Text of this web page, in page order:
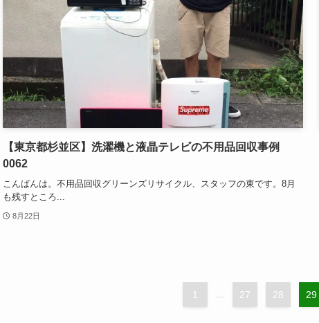
【東京都杉並区】洗濯機と液晶テレビの不用品回収事例
0062
こんばんは。不用品回収グリーンズリサイクル、スタッフの東です。8月
も残すところ...
8月22日
1 27 28 29